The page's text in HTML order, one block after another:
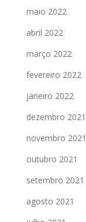
maio 2022
abril 2022
março 2022
fevereiro 2022
janeiro 2022
dezembro 2021
novembro 2021
outubro 2021
setembro 2021
agosto 2021